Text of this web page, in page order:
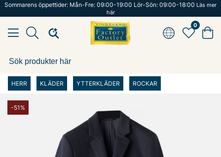
Sommarens öppettider: Mån-Fre: 09:00-19:00 Lör-Sön: 09:00-18:00 Läs mer
här
0
HERR KLÄDER YTTERKLÄDER ROCKAR
-51%